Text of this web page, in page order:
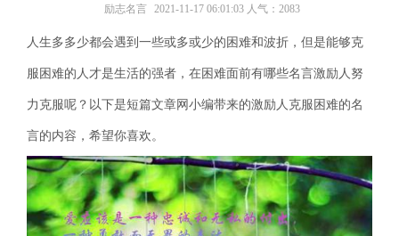
励志名言 2021-11-17 06:01:03 人气：2083
人生多多少都会遇到一些或多或少的困难和波折，但是能够克
服困难的人才是生活的强者，在困难面前有哪些名言激励人努
力克服呢？以下是短篇文章网小编带来的激励人克服困难的名
言的内容，希望你喜欢。